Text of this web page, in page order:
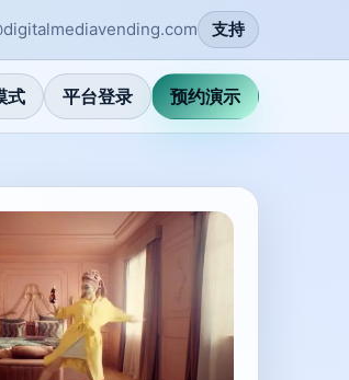
支持
式 平台登录 预约演示